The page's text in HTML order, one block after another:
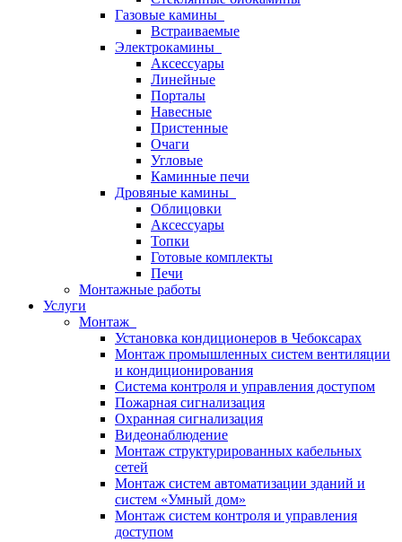
Газовые камины
Встраиваемые
Электрокамины
Аксессуары
Линейные
Порталы
Навесные
Пристенные
Очаги
Угловые
Каминные печи
Дровяные камины
Облицовки
Аксессуары
Топки
Готовые комплекты
Печи
Монтажные работы
Услуги
Монтаж
Установка кондиционеров в Чебоксарах
Монтаж промышленных систем вентиляции
и кондиционирования
Система контроля и управления доступом
Пожарная сигнализация
Охранная сигнализация
Видеонаблюдение
Монтаж структурированных кабельных
сетей
Монтаж систем автоматизации зданий и
систем «Умный дом»
Монтаж систем контроля и управления
доступом